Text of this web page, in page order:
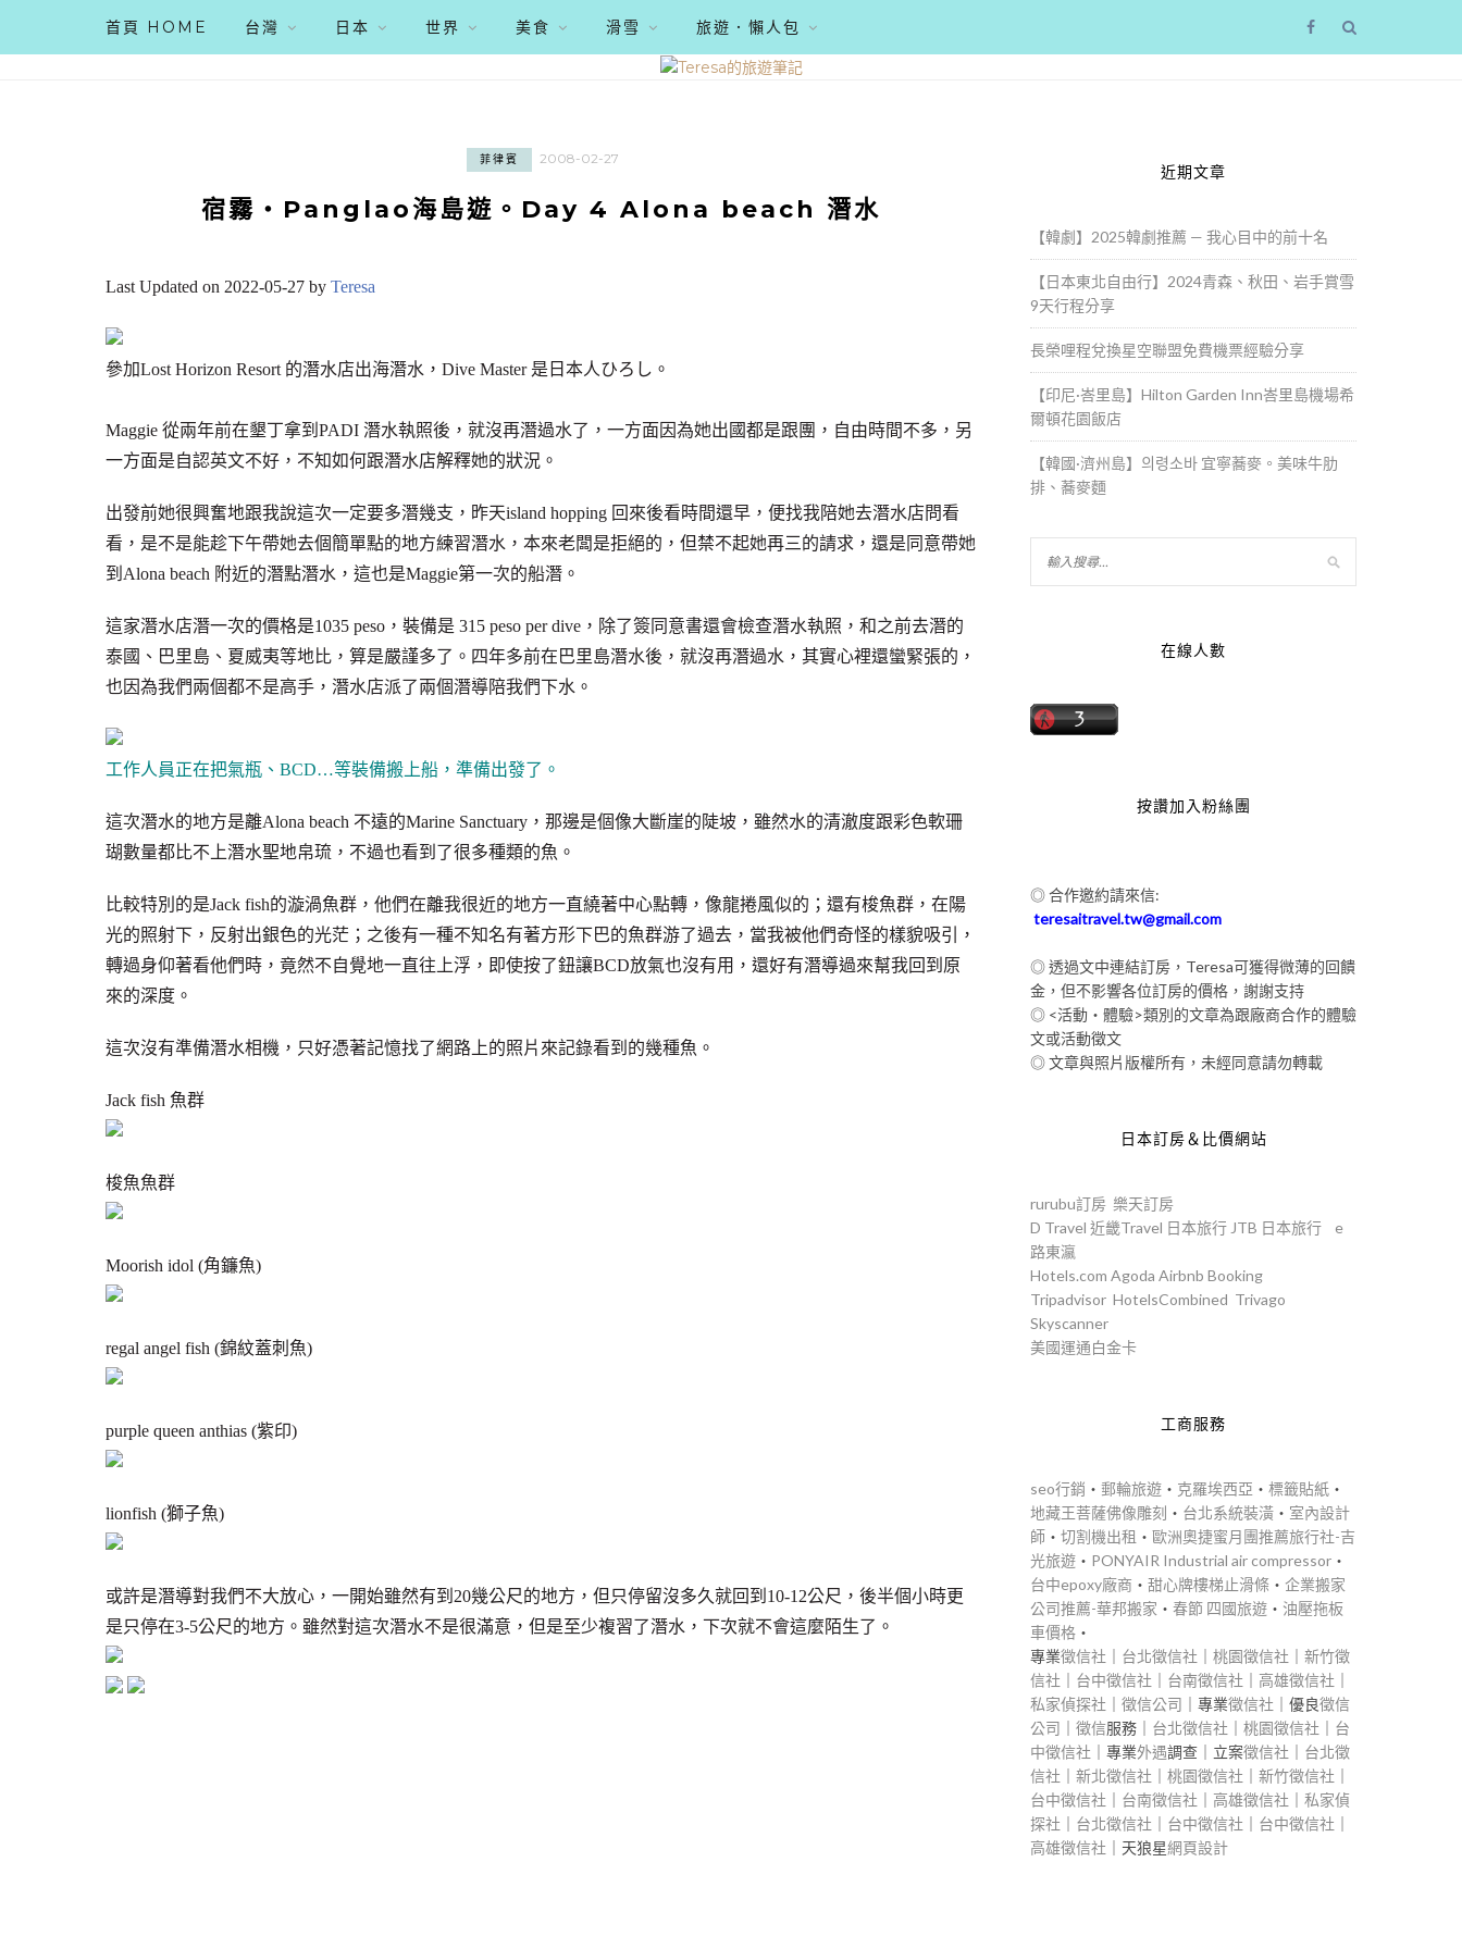
首頁 HOME 台灣 日本 世界 美食 滑雪 旅遊．懶人包
菲律賓 2008-02-27
宿霧‧Panglao海島遊。Day 4 Alona beach 潛水
Last Updated on 2022-05-27 by Teresa
參加Lost Horizon Resort 的潛水店出海潛水，Dive Master 是日本人ひろし。
Maggie 從兩年前在墾丁拿到PADI 潛水執照後，就沒再潛過水了，一方面因為她出國都是跟團，自由時間不多，另
一方面是自認英文不好，不知如何跟潛水店解釋她的狀況。
出發前她很興奮地跟我說這次一定要多潛幾支，昨天island hopping 回來後看時間還早，便找我陪她去潛水店問看
看，是不是能趁下午帶她去個簡單點的地方練習潛水，本來老闆是拒絕的，但禁不起她再三的請求，還是同意帶她
到Alona beach 附近的潛點潛水，這也是Maggie第一次的船潛。
這家潛水店潛一次的價格是1035 peso，裝備是 315 peso per dive，除了簽同意書還會檢查潛水執照，和之前去潛的
泰國、巴里島、夏威夷等地比，算是嚴謹多了。四年多前在巴里島潛水後，就沒再潛過水，其實心裡還蠻緊張的，
也因為我們兩個都不是高手，潛水店派了兩個潛導陪我們下水。
工作人員正在把氣瓶、BCD…等裝備搬上船，準備出發了。
這次潛水的地方是離Alona beach 不遠的Marine Sanctuary，那邊是個像大斷崖的陡坡，雖然水的清澈度跟彩色軟珊
瑚數量都比不上潛水聖地帛琉，不過也看到了很多種類的魚。
比較特別的是Jack fish的漩渦魚群，他們在離我很近的地方一直繞著中心點轉，像龍捲風似的；還有梭魚群，在陽
光的照射下，反射出銀色的光茫；之後有一種不知名有著方形下巴的魚群游了過去，當我被他們奇怪的樣貌吸引，
轉過身仰著看他們時，竟然不自覺地一直往上浮，即使按了鈕讓BCD放氣也沒有用，還好有潛導過來幫我回到原
來的深度。
這次沒有準備潛水相機，只好憑著記憶找了網路上的照片來記錄看到的幾種魚。
Jack fish 魚群
梭魚魚群
Moorish idol (角鐮魚)
regal angel fish (錦紋蓋刺魚)
purple queen anthias (紫印)
lionfish (獅子魚)
或許是潛導對我們不大放心，一開始雖然有到20幾公尺的地方，但只停留沒多久就回到10-12公尺，後半個小時更
是只停在3-5公尺的地方。雖然對這次潛水不是很滿意，但是至少複習了潛水，下次就不會這麼陌生了。
近期文章
【韓劇】2025韓劇推薦 — 我心目中的前十名
【日本東北自由行】2024青森、秋田、岩手賞雪
9天行程分享
長榮哩程兌換星空聯盟免費機票經驗分享
【印尼·峇里島】Hilton Garden Inn峇里島機場希
爾頓花園飯店
【韓國·濟州島】의령소바 宜寧蕎麥。美味牛肋
排、蕎麥麵
在線人數
按讚加入粉絲團
◎ 合作邀約請來信:
teresaitravel.tw@gmail.com
◎ 透過文中連結訂房，Teresa可獲得微薄的回饋
金，但不影響各位訂房的價格，謝謝支持
◎ <活動‧體驗>類別的文章為跟廠商合作的體驗
文或活動徵文
◎ 文章與照片版權所有，未經同意請勿轉載
日本訂房＆比價網站
rurubu訂房 樂天訂房
D Travel 近畿Travel 日本旅行 JTB 日本旅行
e
路東瀛
Hotels.com Agoda Airbnb Booking
Tripadvisor HotelsCombined Trivago
Skyscanner
美國運通白金卡
工商服務
seo行銷 ‧ 郵輪旅遊 ‧ 克羅埃西亞 ‧ 標籤貼紙 ‧
地藏王菩薩佛像雕刻 ‧ 台北系統裝潢 ‧ 室內設計
師 ‧ 切割機出租 ‧ 歐洲奧捷蜜月團推薦旅行社-吉
光旅遊 ‧ PONYAIR Industrial air compressor ‧
台中epoxy廠商 ‧ 甜心牌樓梯止滑條 ‧ 企業搬家
公司推薦-華邦搬家 ‧ 春節 四國旅遊 ‧ 油壓拖板
車價格 ‧
專業徵信社 台北徵信社 桃園徵信社
新竹徵
信社
台中徵信社 台南徵信社 高雄徵信社
私家偵探社
徵信公司 ｜專業徵信社 ｜優良徵信
公司
徵信服務｜ 台北徵信社 桃園徵信社
台
中徵信社 ｜專業外遇調查｜立案徵信社
台北徵
信社
新北徵信社 桃園徵信社 新竹徵信社
台中徵信社
台南徵信社 高雄徵信社
私家偵
探社
台北徵信社 台中徵信社 台中徵信社
高雄徵信社 ｜天狼星網頁設計